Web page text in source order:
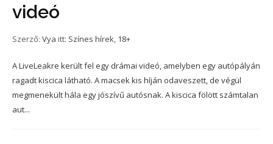
videó
Szerző: Vya itt: Színes hírek, 18+
A LiveLeakre került fel egy drámai videó, amelyben egy autópályán
ragadt kiscica látható. A macsek kis híján odaveszett, de végül
megmenekült hála egy jószívű autósnak. A kiscica fölött számtalan
aut...